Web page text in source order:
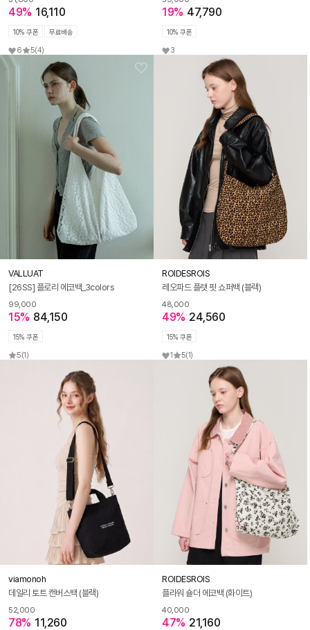
49% 16,110
10% 쿠폰 무료배송
6 5(4)
19% 47,790
10% 쿠폰
3
VALLUAT
[26SS] 플로리 에코백_3colors
99,000
15% 84,150
15% 쿠폰
5(1)
ROIDESROIS
레오파드 플랫 핏 쇼퍼백 (블랙)
48,000
49% 24,560
15% 쿠폰
1 5(1)
viamonoh
데일리 토트 캔버스백 (블랙)
52,000
78% 11,260
ROIDESROIS
플라워 숄더 에코백 (화이트)
40,000
47% 21,160